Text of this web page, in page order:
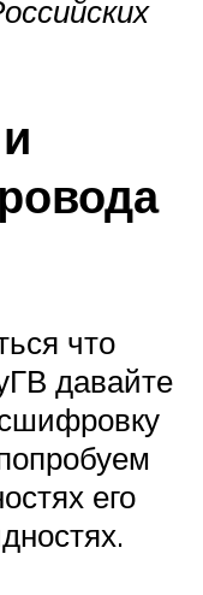
что
давайте
его